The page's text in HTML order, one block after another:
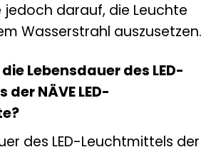
jedoch darauf, die Leuchte
Wasserstrahl auszusetzen.
Lebensdauer des LED-
NÄVE LED-
des LED-Leuchtmittels der